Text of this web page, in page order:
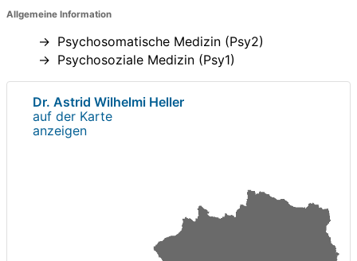
Allgemeine Information
Psychosomatische Medizin (Psy2)
Psychosoziale Medizin (Psy1)
Dr. Astrid Wilhelmi Heller
auf der Karte
anzeigen